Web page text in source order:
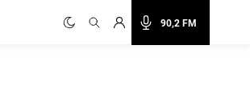
90,2 FM